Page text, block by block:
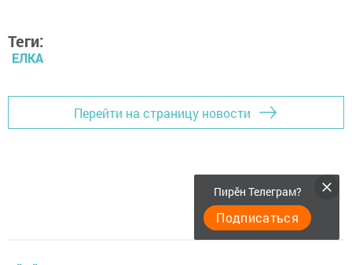
Теги:
ЕЛКА
Перейти на страницу новости
Пирӗн Телеграм?
Подписаться